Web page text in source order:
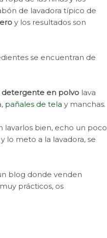
de lavadora típico de
y los resultados son
se encuentran de
detergente en polvo lava
pañales de tela y manchas.
lavarlos bien, echo un poco
lo meto a la lavadora, se
blog donde venden
prácticos, os